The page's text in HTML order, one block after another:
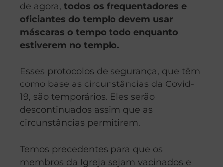
de agora, todos os frequentadores e
oficiantes do templo devem usar
máscaras o tempo todo enquanto
estiverem no templo.
Esses protocolos de segurança, que têm
como base as circunstâncias da Covid-
19, são temporários. Eles serão
descontinuados assim que as
circunstâncias permitirem.
Temos precedentes para que os
membros da Igreja sejam vacinados e